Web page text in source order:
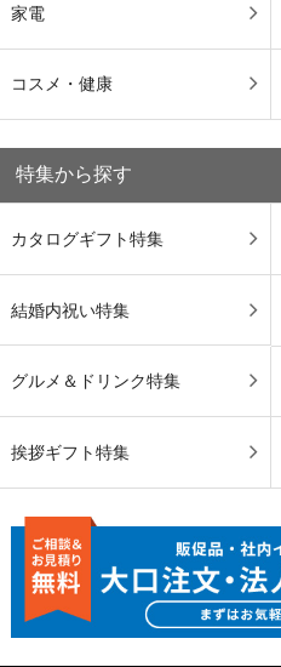
家電
コスメ・健康
特集から探す
カタログギフト特集
結婚内祝い特集
グルメ＆ドリンク特集
挨拶ギフト特集